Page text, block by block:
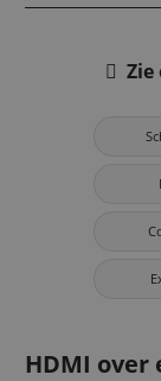
Zie
HDMI over